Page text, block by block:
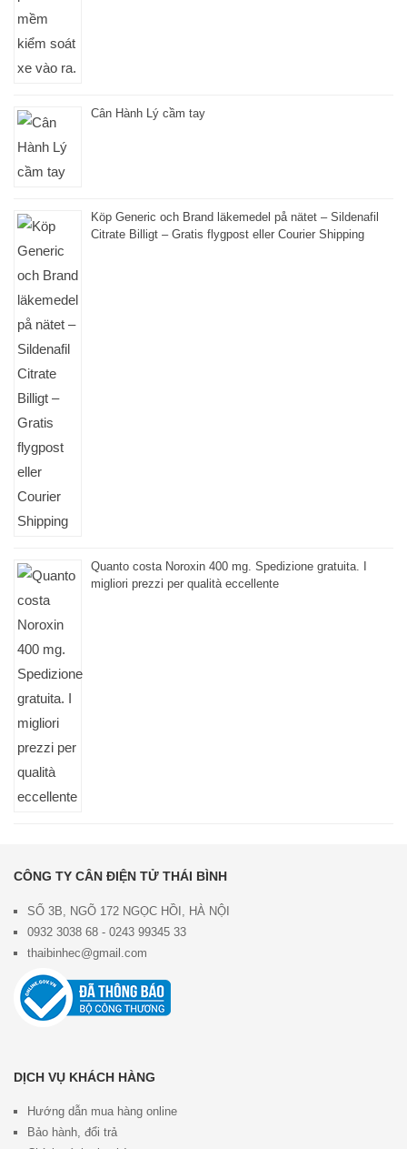
Cân Hành Lý cầm tay
Köp Generic och Brand läkemedel på nätet – Sildenafil
Citrate Billigt – Gratis flygpost eller Courier Shipping
Quanto costa Noroxin 400 mg. Spedizione gratuita. I
migliori prezzi per qualità eccellente
CÔNG TY CÂN ĐIỆN TỬ THÁI BÌNH
SỐ 3B, NGÕ 172 NGỌC HỒI, HÀ NỘI
0932 3038 68 - 0243 99345 33
thaibinhec@gmail.com
DỊCH VỤ KHÁCH HÀNG
Hướng dẫn mua hàng online
Bảo hành, đổi trả